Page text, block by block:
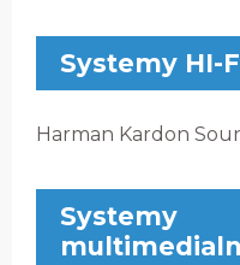
Systemy HI-
Harman Kardon
Systemy